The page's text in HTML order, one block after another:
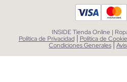
INSIDE Tienda Online |
Política de Privacidad | Política de
Condiciones Generales|